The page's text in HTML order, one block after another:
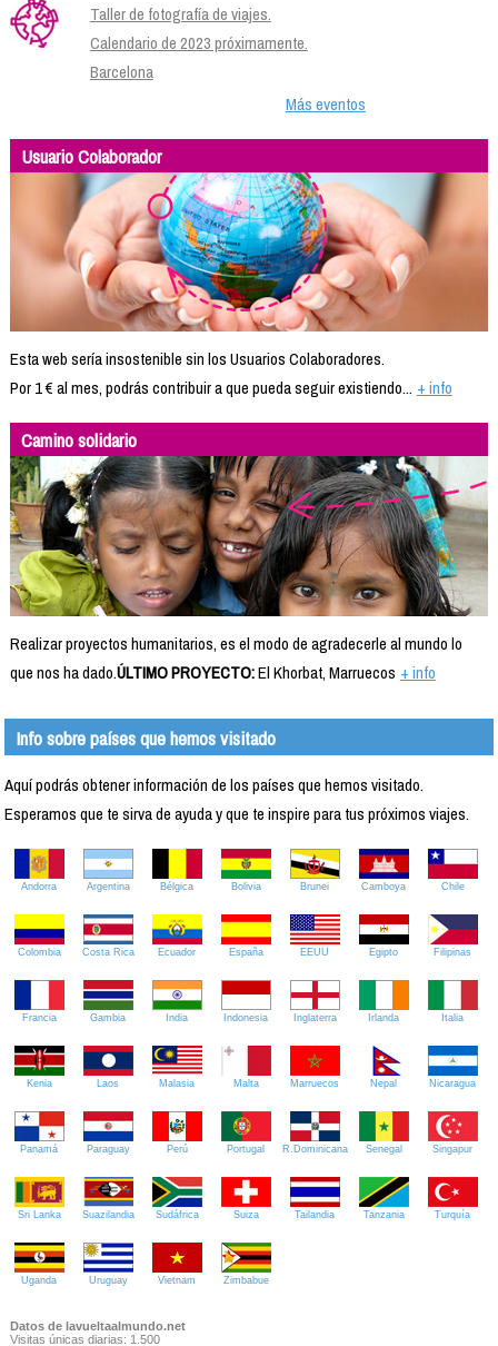
Taller de fotografía de viajes.
Calendario de 2023 próximamente.
Barcelona
Más eventos
Usuario Colaborador
Esta web sería insostenible sin los Usuarios Colaboradores.
Por 1 € al mes, podrás contribuir a que pueda seguir existiendo... + info
Camino solidario
Realizar proyectos humanitarios, es el modo de agradecerle al mundo lo
que nos ha dado.ÚLTIMO PROYECTO:El Khorbat, Marruecos + info
Info sobre países que hemos visitado
Aquí podrás obtener información de los países que hemos visitado.
Esperamos que te sirva de ayuda y que te inspire para tus próximos viajes.
Andorra Argentina Bélgica Bolivia Brunei Camboya Chile
Colombia Costa Rica Ecuador España EEUU Egipto Filipinas
Francia Gambia India Indonesia Inglaterra Irlanda Italia
Kenia Laos Malasia Malta Marruecos Nepal Nicaragua
Panamá Paraguay Perú Portugal R.Dominicana Senegal Singapur
Sri Lanka Suazilandia Sudáfrica Suiza Tailandia Tanzania Turquía
Uganda Uruguay Vietnam Zimbabue
Datos de lavueltaalmundo.net
Visitas únicas diarias: 1.500